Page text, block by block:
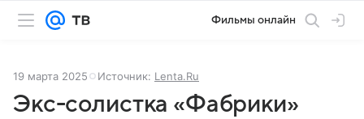
Фильмы онлайн
19 марта 2025 Источник: Lenta.Ru
Экс-солистка «Фабрики»